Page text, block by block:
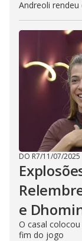
Andreoli
DO R7/11/07/2025
e
O casal
fim do jogo